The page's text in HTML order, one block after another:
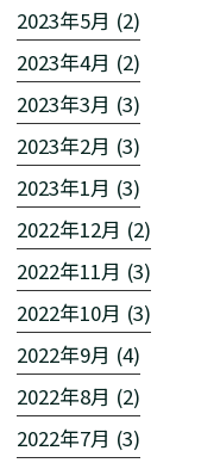
2023年5月 (2)
2023年4月 (2)
2023年3月 (3)
2023年2月 (3)
2023年1月 (3)
2022年12月 (2)
2022年11月 (3)
2022年10月 (3)
2022年9月 (4)
2022年8月 (2)
2022年7月 (3)